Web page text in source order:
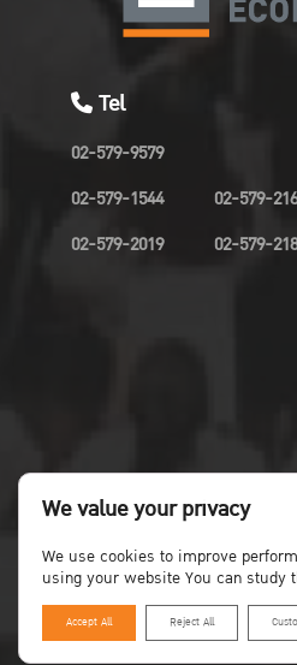
Tel
02-579-9579
02-579-1544
02-579-2019
02-579-
02-579-
Copyright©Faculty of
We value your privacy
We use cookies to improve
using your website You can study
Accept All Reject All